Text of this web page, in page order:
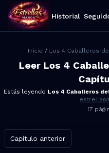
Historial
Inicio / Los 4 Caballeros
Leer Los 4
Estás leyendo Los 4 Caballeros
17
Capítulo anterior